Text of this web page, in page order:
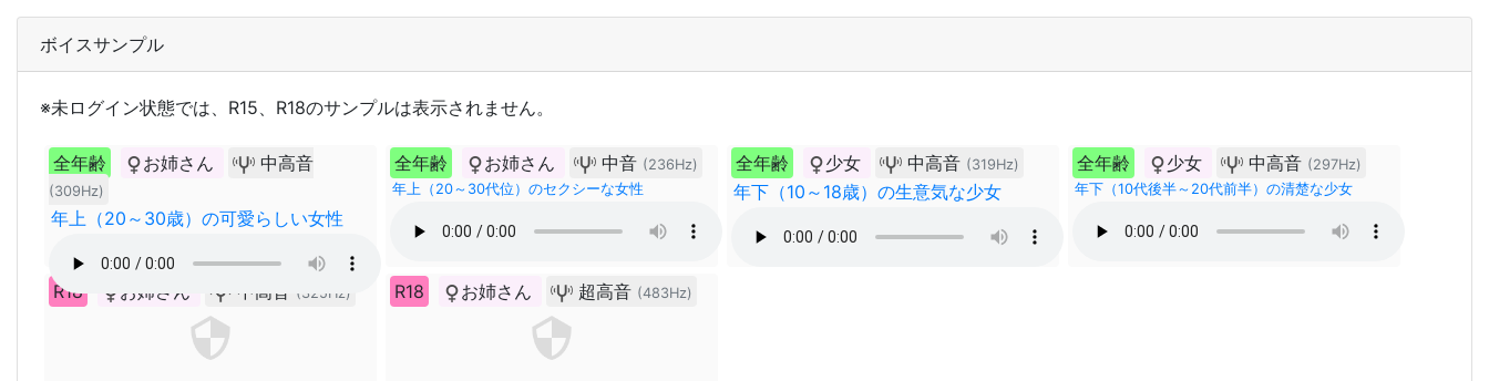
ボイスサンプル
※未ログイン状態では、R15、R18のサンプルは表示されません。
全年齢 お姉さん 中高音
(309Hz)
年上（20～30歳）の可愛らしい女性
全年齢 お姉さん 中音 (236Hz)
年上（20～30代位）のセクシーな女性
全年齢 少女 中高音 (319Hz)
年下（10～18歳）の生意気な少女
全年齢 少女 中高音 (297Hz)
年下（10代後半～20代前半）の清楚な少女
R18 お姉さん 中高音 (325Hz) R18 お姉さん 超高音 (483Hz)